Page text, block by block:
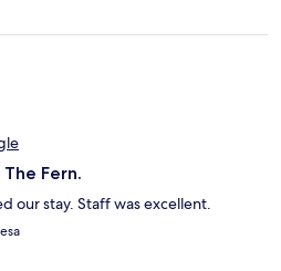
Fern.
our stay. Staff was excellent.